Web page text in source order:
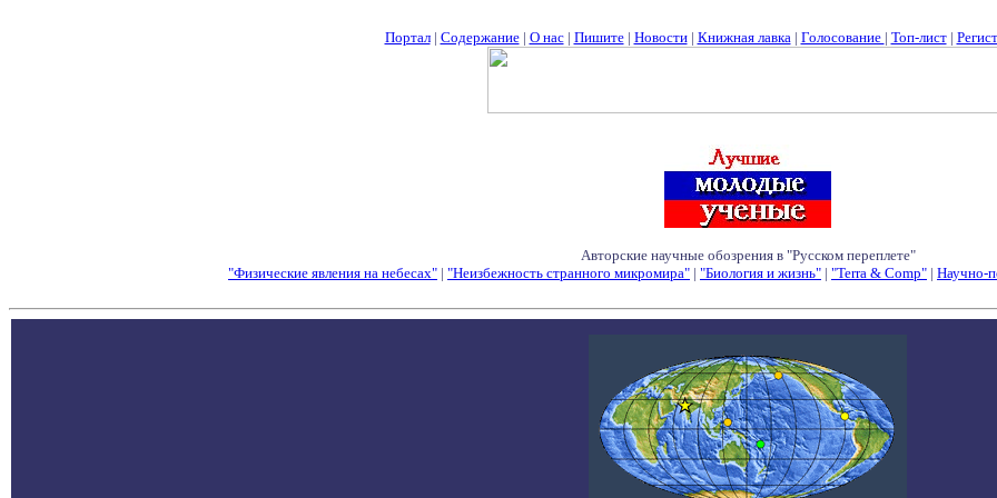
Портал| Содержание| О нас| Пишите| Новости| Книжная лавка| Голосование | Топ-лист|
Авторские научные обозрения в "Русском переплете"
"Физические явления на небесах" | "Неизбежность странного микромира" | "Биология и жизнь" | "Terra & Comp" | Научно-